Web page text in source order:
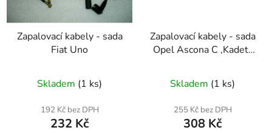
k
t
r
Zapalovací kabely - sada
Fiat Uno
Skladem (1 ks)
192 Kč bez DPH
232 Kč
Zapalovací kabely - sada
Opel Ascona C ,Kadett
Skladem (1 ks)
255 Kč bez DPH
308 Kč